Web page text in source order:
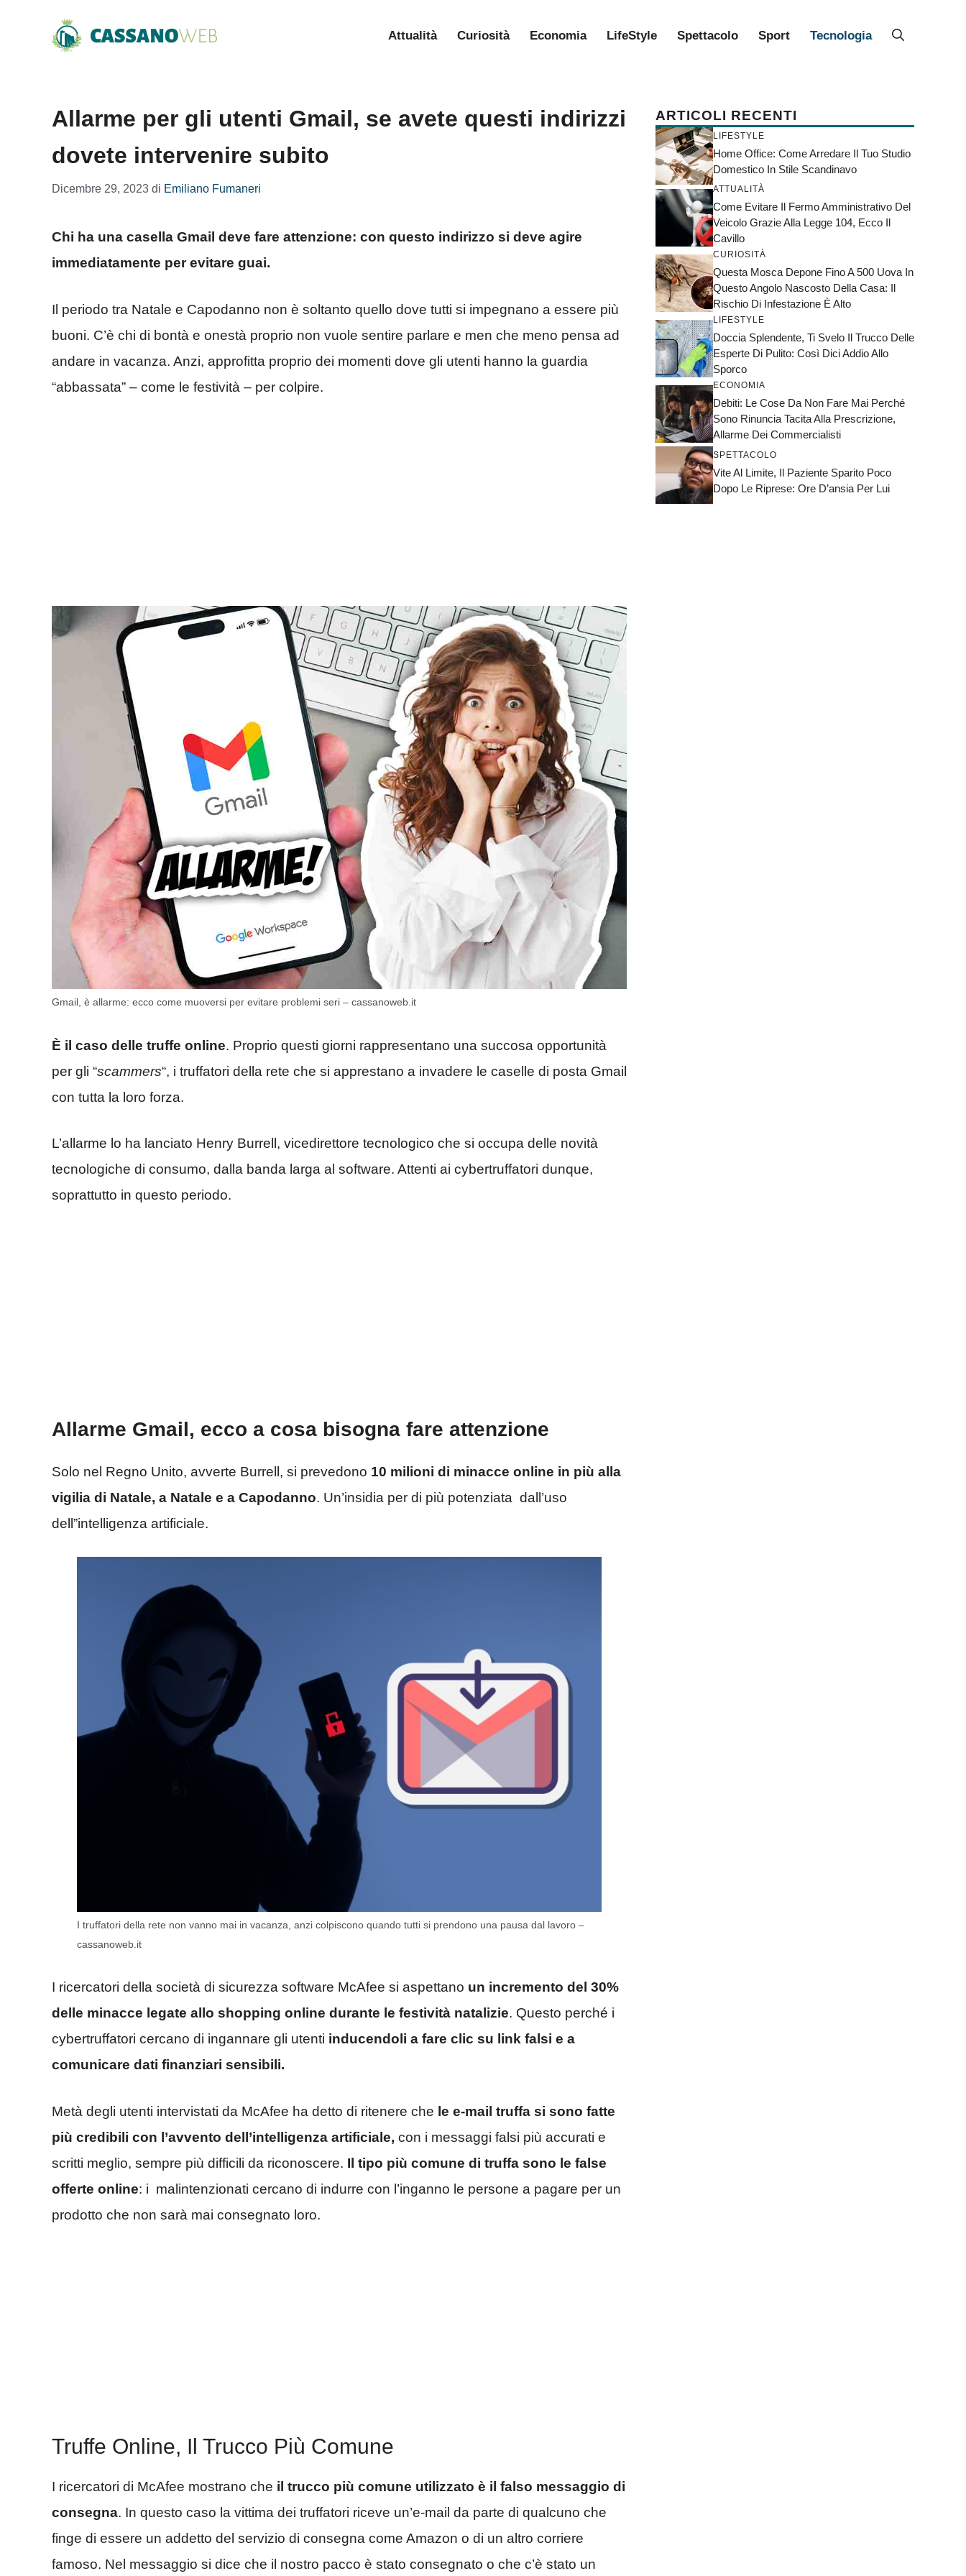
Attualità Curiosità Economia LifeStyle Spettacolo Sport Tecnologia
Allarme per gli utenti Gmail, se avete questi indirizzi
dovete intervenire subito
Dicembre 29, 2023 di Emiliano Fumaneri
Chi ha una casella Gmail deve fare attenzione: con questo indirizzo si deve agire
immediatamente per evitare guai.
Il periodo tra Natale e Capodanno non è soltanto quello dove tutti si impegnano a essere più
buoni. C’è chi di bontà e onestà proprio non vuole sentire parlare e men che meno pensa ad
andare in vacanza. Anzi, approfitta proprio dei momenti dove gli utenti hanno la guardia
“abbassata” – come le festività – per colpire.
Gmail, è allarme: ecco come muoversi per evitare problemi seri – cassanoweb.it
È il caso delle truffe online. Proprio questi giorni rappresentano una succosa opportunità
per gli “scammers“, i truffatori della rete che si apprestano a invadere le caselle di posta Gmail
con tutta la loro forza.
L’allarme lo ha lanciato Henry Burrell, vicedirettore tecnologico che si occupa delle novità
tecnologiche di consumo, dalla banda larga al software. Attenti ai cybertruffatori dunque,
soprattutto in questo periodo.
Allarme Gmail, ecco a cosa bisogna fare attenzione
Solo nel Regno Unito, avverte Burrell, si prevedono 10 milioni di minacce online in più alla
vigilia di Natale, a Natale e a Capodanno. Un’insidia per di più potenziata dall’uso
dell”intelligenza artificiale.
I truffatori della rete non vanno mai in vacanza, anzi colpiscono quando tutti si prendono una pausa dal lavoro –
cassanoweb.it
I ricercatori della società di sicurezza software McAfee si aspettano un incremento del 30%
delle minacce legate allo shopping online durante le festività natalizie. Questo perché i
cybertruffatori cercano di ingannare gli utenti inducendoli a fare clic su link falsi e a
comunicare dati finanziari sensibili.
Metà degli utenti intervistati da McAfee ha detto di ritenere che le e-mail truffa si sono fatte
più credibili con l’avvento dell’intelligenza artificiale, con i messaggi falsi più accurati e
scritti meglio, sempre più difficili da riconoscere. Il tipo più comune di truffa sono le false
offerte online: i malintenzionati cercano di indurre con l’inganno le persone a pagare per un
prodotto che non sarà mai consegnato loro.
Truffe Online, Il Trucco Più Comune
I ricercatori di McAfee mostrano che il trucco più comune utilizzato è il falso messaggio di
consegna. In questo caso la vittima dei truffatori riceve un’e-mail da parte di qualcuno che
finge di essere un addetto del servizio di consegna come Amazon o di un altro corriere
famoso. Nel messaggio si dice che il nostro pacco è stato consegnato o che c’è stato un
ARTICOLI RECENTI
LIFESTYLE
Home Office: Come Arredare Il Tuo Studio
Domestico In Stile Scandinavo
ATTUALITÀ
Come Evitare Il Fermo Amministrativo Del
Veicolo Grazie Alla Legge 104, Ecco Il
Cavillo
CURIOSITÀ
Questa Mosca Depone Fino A 500 Uova In
Questo Angolo Nascosto Della Casa: Il
Rischio Di Infestazione È Alto
LIFESTYLE
Doccia Splendente, Ti Svelo Il Trucco Delle
Esperte Di Pulito: Così Dici Addio Allo
Sporco
ECONOMIA
Debiti: Le Cose Da Non Fare Mai Perché
Sono Rinuncia Tacita Alla Prescrizione,
Allarme Dei Commercialisti
SPETTACOLO
Vite Al Limite, Il Paziente Sparito Poco
Dopo Le Riprese: Ore D’ansia Per Lui